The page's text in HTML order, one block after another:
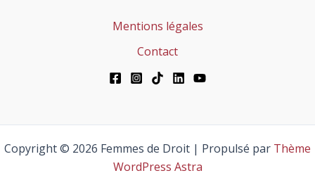
Mentions légales
Contact
Copyright © 2026 Femmes de Droit | Propulsé par Thème
WordPress Astra